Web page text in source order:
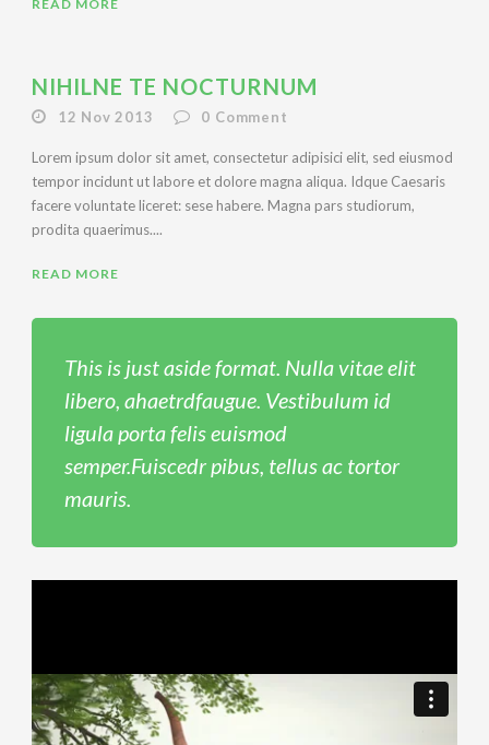
READ MORE
NIHILNE TE NOCTURNUM
12 Nov 2013 0 Comment
Lorem ipsum dolor sit amet, consectetur adipisici elit, sed eiusmod
tempor incidunt ut labore et dolore magna aliqua. Idque Caesaris
facere voluntate liceret: sese habere. Magna pars studiorum,
prodita quaerimus....
READ MORE
This is just aside format. Nulla vitae elit
libero, ahaetrdfaugue. Vestibulum id
ligula porta felis euismod
semper.Fuiscedr pibus, tellus ac tortor
mauris.